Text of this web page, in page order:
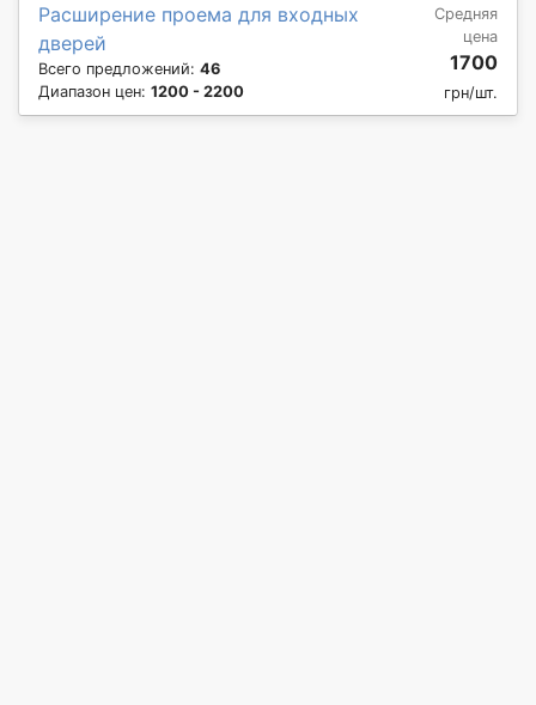
Расширение проема для входных
дверей
Всего предложений: 46
Диапазон цен: 1200 - 2200
Средняя
цена
1700
грн/шт.